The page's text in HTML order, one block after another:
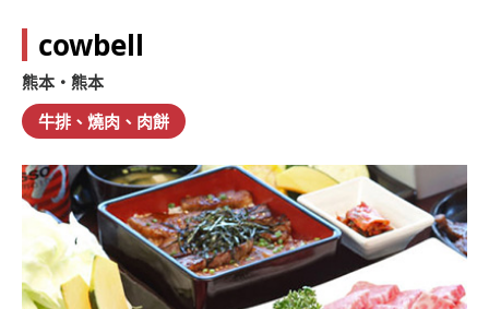
cowbell
熊本・熊本
牛排、燒肉、肉餅